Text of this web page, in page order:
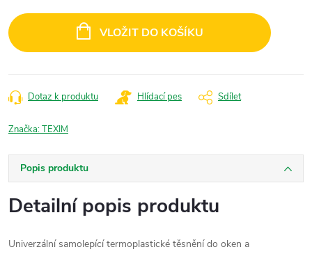
cena:
VLOŽIT DO KOŠÍKU
Dotaz k produktu Hlídací pes Sdílet
Značka:TEXIM
Popis produktu
Detailní popis produktu
Univerzální samolepící termoplastické těsnění do oken a